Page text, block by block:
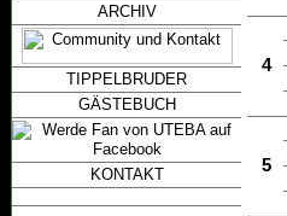
ARCHIV
TIPPELBRUDER
GÄSTEBUCH
KONTAKT
4
5